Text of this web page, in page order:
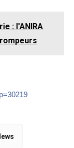
: l'ANIRA